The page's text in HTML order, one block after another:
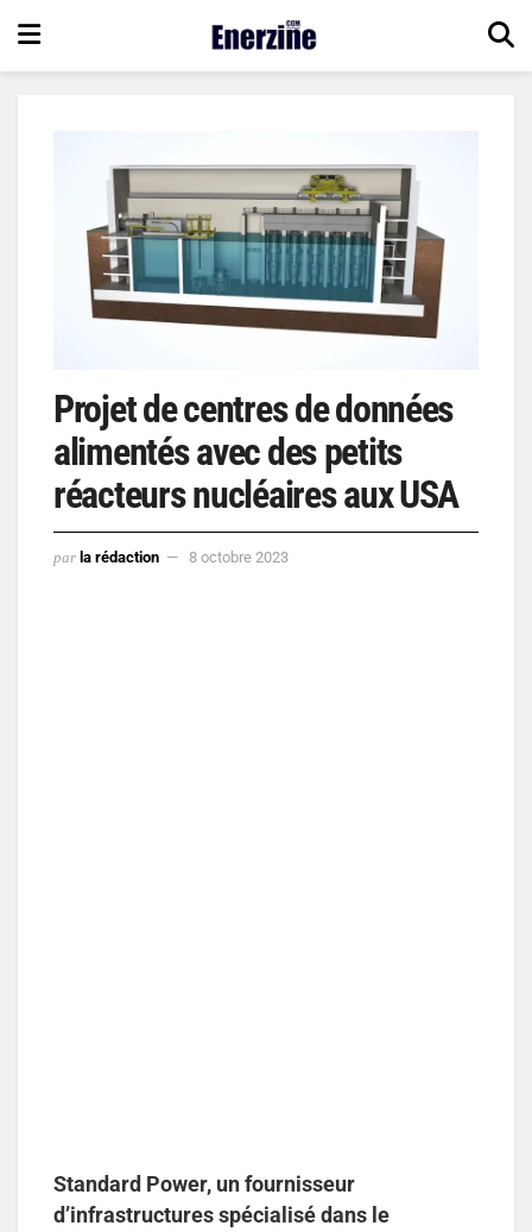
Projet de centres de données
alimentés avec des petits
réacteurs nucléaires aux USA
par la rédaction 8 octobre 2023
Standard Power, un fournisseur
d’infrastructures spécialisé dans le